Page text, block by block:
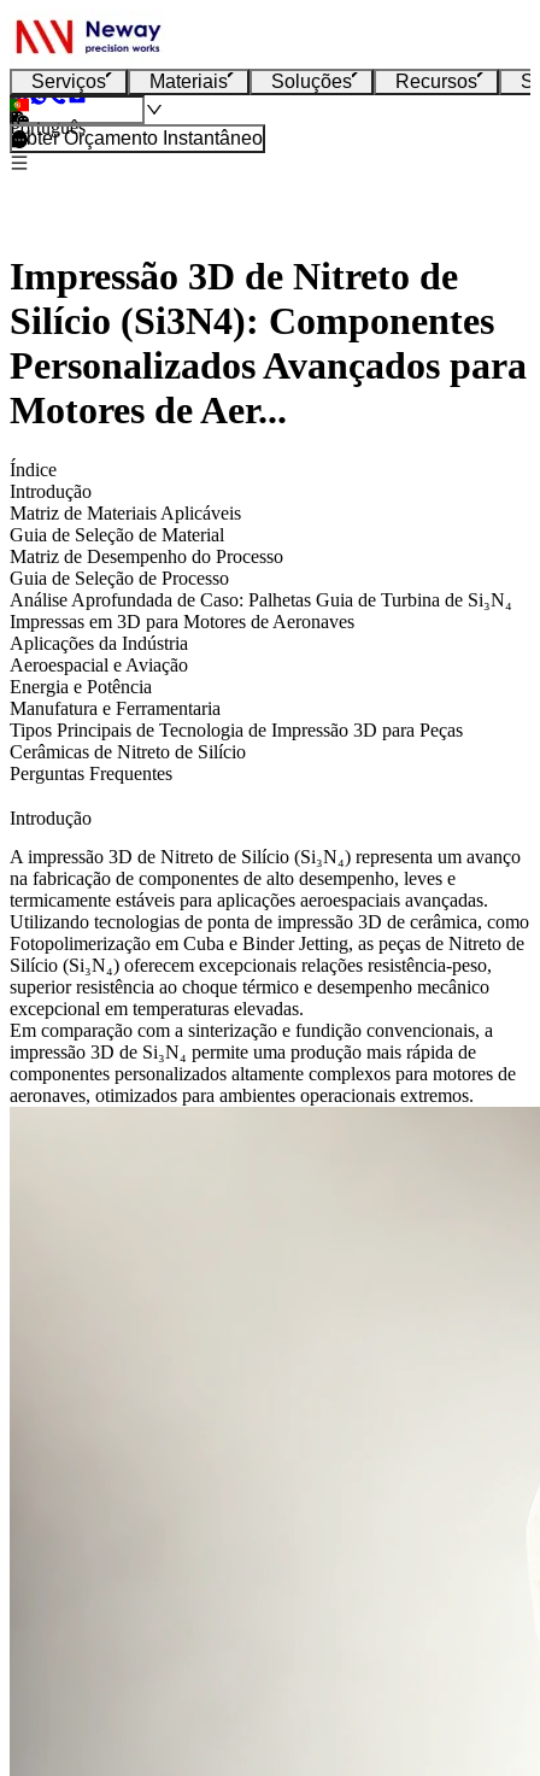
Serviços Materiais Soluções Recursos
Português
Obter Orçamento Instantâneo
Impressão 3D de Nitreto de
Silício (Si3N4): Componentes
Personalizados Avançados para
Motores de Aer...
Índice
Introdução
Matriz de Materiais Aplicáveis
Guia de Seleção de Material
Matriz de Desempenho do Processo
Guia de Seleção de Processo
Análise Aprofundada de Caso: Palhetas Guia de Turbina de Si₃N₄
Impressas em 3D para Motores de Aeronaves
Aplicações da Indústria
Aeroespacial e Aviação
Energia e Potência
Manufatura e Ferramentaria
Tipos Principais de Tecnologia de Impressão 3D para Peças
Cerâmicas de Nitreto de Silício
Perguntas Frequentes
Introdução
A impressão 3D de Nitreto de Silício (Si₃N₄) representa um avanço
na fabricação de componentes de alto desempenho, leves e
termicamente estáveis para aplicações aeroespaciais avançadas.
Utilizando tecnologias de ponta de impressão 3D de cerâmica, como
Fotopolimerização em Cuba e Binder Jetting, as peças de Nitreto de
Silício (Si₃N₄) oferecem excepcionais relações resistência-peso,
superior resistência ao choque térmico e desempenho mecânico
excepcional em temperaturas elevadas.
Em comparação com a sinterização e fundição convencionais, a
impressão 3D de Si₃N₄ permite uma produção mais rápida de
componentes personalizados altamente complexos para motores de
aeronaves, otimizados para ambientes operacionais extremos.